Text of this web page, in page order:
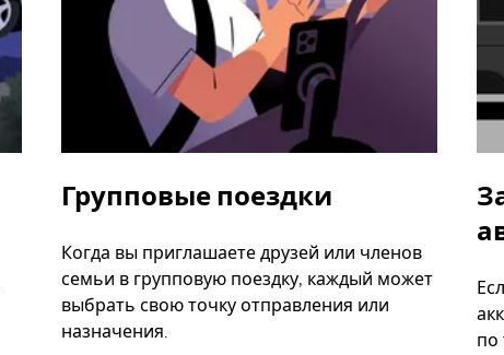
Групповые поездки
Когда вы приглашаете друзей или членов
семьи в групповую поездку, каждый может
выбрать свою точку отправления или
назначения.
по